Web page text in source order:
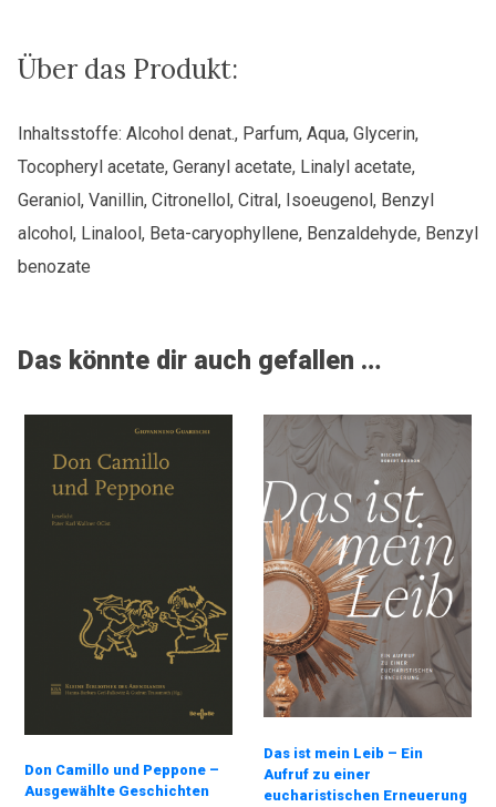
(aus
Klosterapotheke
von
Camaldoli)
Menge
Über das Produkt:
Inhaltsstoffe: Alcohol denat., Parfum, Aqua, Glycerin,
Tocopheryl acetate, Geranyl acetate, Linalyl acetate,
Geraniol, Vanillin, Citronellol, Citral, Isoeugenol, Benzyl
alcohol, Linalool, Beta-caryophyllene, Benzaldehyde, Benzyl
benozate
Das könnte dir auch gefallen …
Don Camillo und Peppone –
Ausgewählte Geschichten
Das ist mein Leib – Ein
Aufruf zu einer
eucharistischen Erneuerung